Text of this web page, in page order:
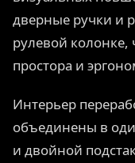
дверные ручки и
рулевой колонке,
простора и
Интерьер
объединены в
и двойной